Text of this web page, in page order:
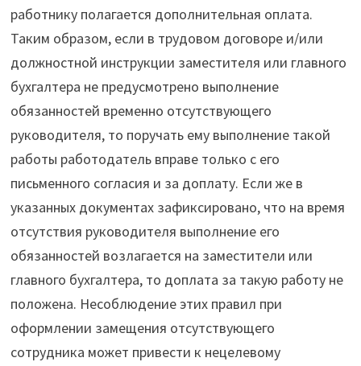
работнику полагается дополнительная оплата.
Таким образом, если в трудовом договоре и/или
должностной инструкции заместителя или главного
бухгалтера не предусмотрено выполнение
обязанностей временно отсутствующего
руководителя, то поручать ему выполнение такой
работы работодатель вправе только с его
письменного согласия и за доплату. Если же в
указанных документах зафиксировано, что на время
отсутствия руководителя выполнение его
обязанностей возлагается на заместители или
главного бухгалтера, то доплата за такую работу не
положена. Несоблюдение этих правил при
оформлении замещения отсутствующего
сотрудника может привести к нецелевому